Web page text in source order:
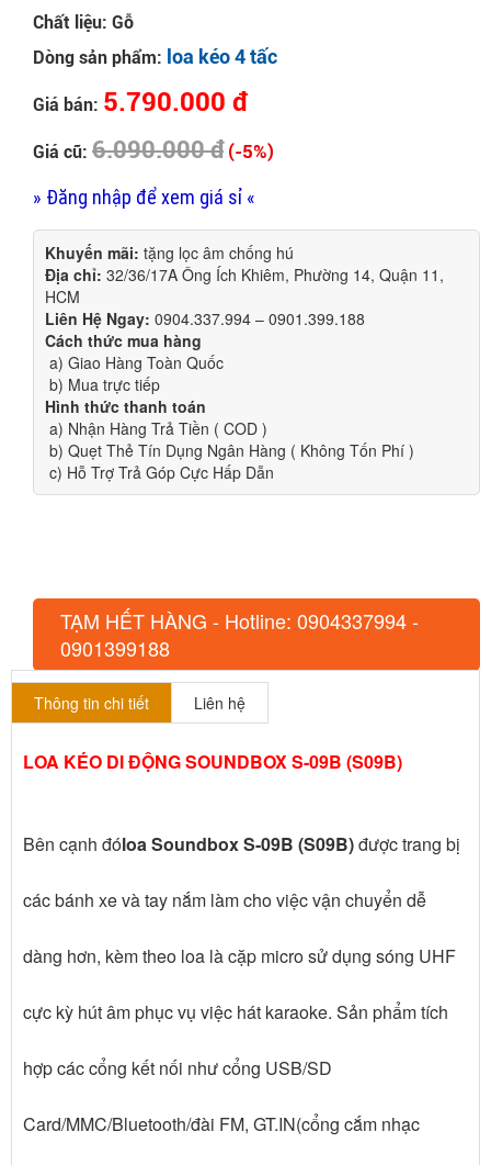
Chất liệu: Gỗ
Dòng sản phẩm: loa kéo 4 tấc
Giá bán: 5.790.000 đ
Giá cũ: 6.090.000 đ (-5%)
» Đăng nhập để xem giá sỉ «
Khuyến mãi: tặng lọc âm chống hú
Địa chỉ: 32/36/17A Ông Ích Khiêm, Phường 14, Quận 11,
HCM
Liên Hệ Ngay: 0904.337.994 – 0901.399.188
Cách thức mua hàng
a) Giao Hàng Toàn Quốc
b) Mua trực tiếp
Hình thức thanh toán
a) Nhận Hàng Trả Tiền ( COD )
b) Quẹt Thẻ Tín Dụng Ngân Hàng ( Không Tốn Phí )
c) Hỗ Trợ Trả Góp Cực Hấp Dẫn
TẠM HẾT HÀNG - Hotline: 0904337994 -
0901399188
Thông tin chi tiết Liên hệ
LOA KÉO DI ĐỘNG SOUNDBOX S-09B (S09B)
Bên cạnh đóloa Soundbox S-09B (S09B)được trang bị
các bánh xe và tay nắm làm cho việc vận chuyển dễ
dàng hơn, kèm theo loa là cặp micro sử dụng sóng UHF
cực kỳ hút âm phục vụ việc hát karaoke. Sản phẩm tích
hợp các cổng kết nối như cổng USB/SD
Card/MMC/Bluetooth/đài FM, GT.IN(cổng cắm nhạc